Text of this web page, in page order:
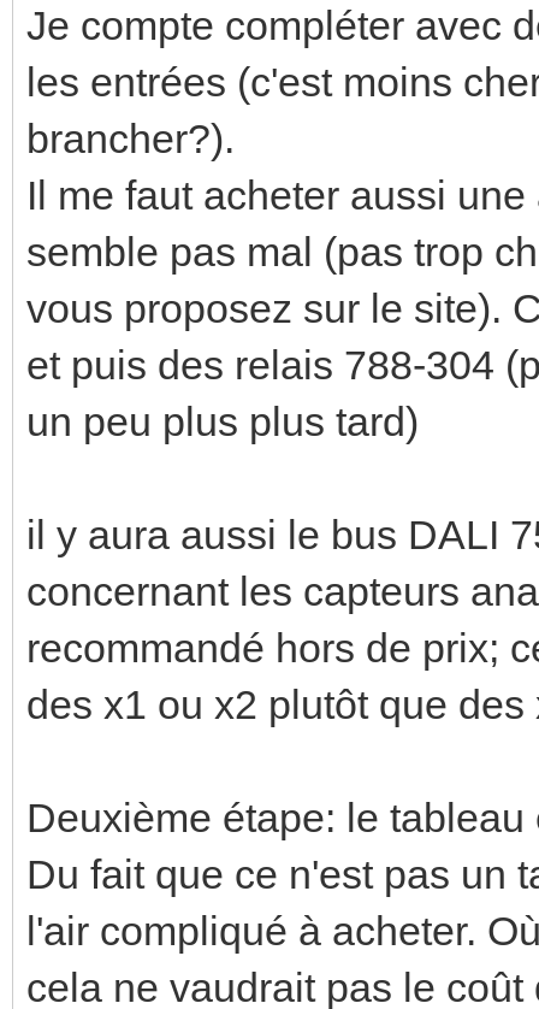
Je compte compléter avec
les entrées (c'est moins
brancher?).
Il me faut acheter aussi
semble pas mal (pas trop
vous proposez sur le site).
et puis des relais 788-304
un peu plus plus tard)
il y aura aussi le bus DALI
concernant les capteurs
recommandé hors de prix;
des x1 ou x2 plutôt que des
Deuxième étape: le tableau
Du fait que ce n'est pas un
l'air compliqué à acheter.
cela ne vaudrait pas le